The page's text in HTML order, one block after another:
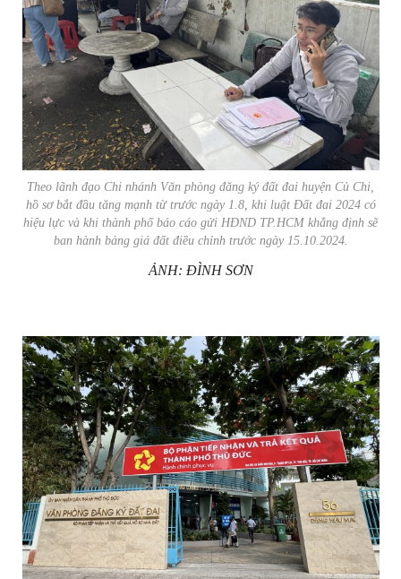
Theo lãnh đạo Chi nhánh Văn phòng đăng ký đất đai huyện Củ Chi,
hồ sơ bắt đầu tăng mạnh từ trước ngày 1.8, khi luật Đất đai 2024 có
hiệu lực và khi thành phố báo cáo gửi HĐND TP.HCM khẳng định sẽ
ban hành bảng giá đất điều chỉnh trước ngày 15.10.2024.
ẢNH: ĐÌNH SƠN